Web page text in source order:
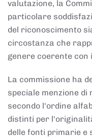
valutazione, la
particolare
del riconoscimento
circostanza che
genere coerente con
La commissione ha
speciale menzione
secondo l'ordine
distinti per
delle fonti primarie e